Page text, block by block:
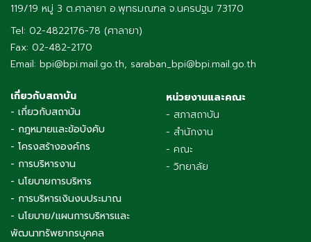
119/19 หมู่ 3 ต.ศาลายา อ.พุทธมณฑล จ.นครปฐม 73170
Tel: 02-4822176-78 (ศาลายา)
Fax: 02-482-2170
Email: bpi@bpi.mail.go.th, saraban_bpi@bpi.mail.go.th
เกี่ยวกับสถาบัน
- เกี่ยวกับสถาบัน
- กฎหมายและข้อบังคับ
- โครงสร้างองค์กร
- การบริหารงาน
- นโยบายการบริหาร
- การบริหารเงินงบประมาณ
- นโยบาย/แผนการบริหารและ
พัฒนาทรัพยากรบุคคล
หน่วยงานและคณะ
- สภาสถาบัน
- สำนักงาน
- คณะ
- วิทยาลัย